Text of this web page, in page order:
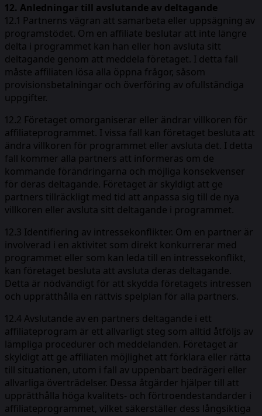
12. Anledningar till avslutande av deltagande
12.1 Partnerns vägran att samarbeta eller uppsägning av
programstödet. Om en affiliate beslutar att inte längre
delta i programmet kan han eller hon avsluta sitt
deltagande genom att meddela företaget. I detta fall
måste affiliaten lösa alla öppna frågor, såsom
provisionsbetalningar och överföring av ofullständiga
uppgifter.
12.2 Företaget omorganiserar eller ändrar villkoren för
affiliateprogrammet. I vissa fall kan företaget besluta att
ändra villkoren för programmet eller avsluta det. I detta
fall kommer alla partners att informeras om de
kommande förändringarna och möjliga konsekvenser
för deras deltagande. Företaget är skyldigt att ge
partners tillräckligt med tid att anpassa sig till de nya
villkoren eller avsluta sitt deltagande i programmet.
12.3 Identifiering av intressekonflikter. Om en partner är
involverad i en aktivitet som direkt konkurrerar med
programmet eller som kan leda till en intressekonflikt,
kan företaget besluta att avsluta deras deltagande.
Detta är nödvändigt för att skydda företagets intressen
och upprätthålla en rättvis spelplan för alla partners.
12.4 Avslutande av en partners deltagande i ett
affiliateprogram är ett allvarligt steg som alltid åtföljs av
lämpliga procedurer och meddelanden. Företaget är
skyldigt att ge affiliaten möjlighet att förklara eller rätta
till situationen, utom i fall av uppenbart bedrägeri eller
allvarliga överträdelser. Dessa åtgärder hjälper till att
upprätthålla höga kvalitets- och förtroendestandarder i
affiliateprogrammet, vilket säkerställer dess långsiktiga